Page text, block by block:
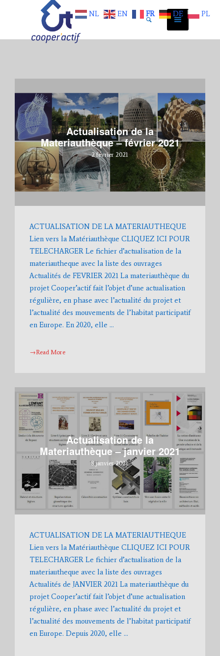
Actualisation de la
Materiauthèque – février 2021
2 février 2021
ACTUALISATION DE LA MATERIAUTHEQUE
Lien vers la Matériauthèque CLIQUEZ ICI POUR
TELECHARGER Le fichier d’actualisation de la
materiautheque avec la liste des ouvrages
Actualités de FEVRIER 2021 La materiauthèque du
projet Cooper’actif fait l’objet d’une actualisation
régulière, en phase avec l’actualité du projet et
l’actualité des mouvements de l’habitat participatif
en Europe. En 2020, elle …
→Read More
Actualisation de la
Materiauthèque – janvier 2021
8 janvier 2021
ACTUALISATION DE LA MATERIAUTHEQUE
Lien vers la Matériauthèque CLIQUEZ ICI POUR
TELECHARGER Le fichier d’actualisation de la
materiautheque avec la liste des ouvrages
Actualités de JANVIER 2021 La materiauthèque du
projet Cooper’actif fait l’objet d’une actualisation
régulière, en phase avec l’actualité du projet et
l’actualité des mouvements de l’habitat participatif
en Europe. Depuis 2020, elle …
NL EN FR DE PL